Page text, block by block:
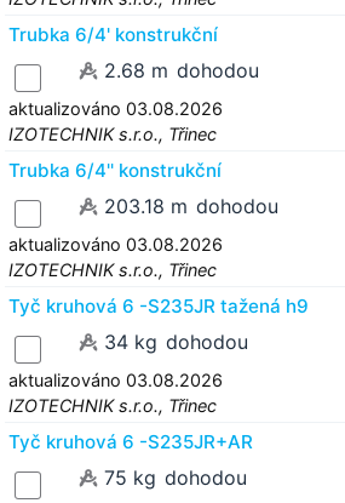
Trubka 6/4' konstrukční
2.68 m dohodou
aktualizováno 03.08.2026
IZOTECHNIK s.r.o., Třinec
Trubka 6/4'' konstrukční
203.18 m dohodou
aktualizováno 03.08.2026
IZOTECHNIK s.r.o., Třinec
Tyč kruhová 6 -S235JR tažená h9
34 kg dohodou
aktualizováno 03.08.2026
IZOTECHNIK s.r.o., Třinec
Tyč kruhová 6 -S235JR+AR
75 kg dohodou